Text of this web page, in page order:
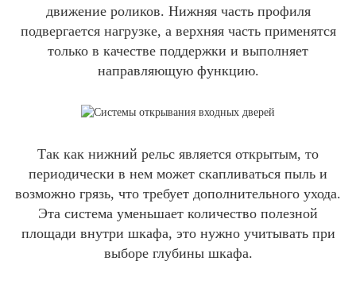
движение роликов. Нижняя часть профиля
подвергается нагрузке, а верхняя часть применятся
только в качестве поддержки и выполняет
направляющую функцию.
Так как нижний рельс является открытым, то
периодически в нем может скапливаться пыль и
возможно грязь, что требует дополнительного ухода.
Эта система уменьшает количество полезной
площади внутри шкафа, это нужно учитывать при
выборе глубины шкафа.